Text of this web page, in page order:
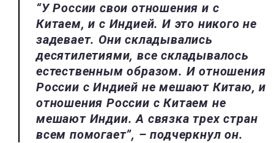
“У России свои отношения и с
Китаем, и с Индией. И это никого не
задевает. Они складывались
десятилетиями, все складывалось
естественным образом. И отношения
России с Индией не мешают Китаю, и
отношения России с Китаем не
мешают Индии. А связка трех стран
всем помогает”, – подчеркнул он.